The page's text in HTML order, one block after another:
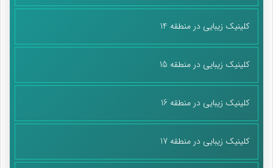
کلینیک زیبایی در منطقه 14
کلینیک زیبایی در منطقه 15
کلینیک زیبایی در منطقه 16
کلینیک زیبایی در منطقه 17